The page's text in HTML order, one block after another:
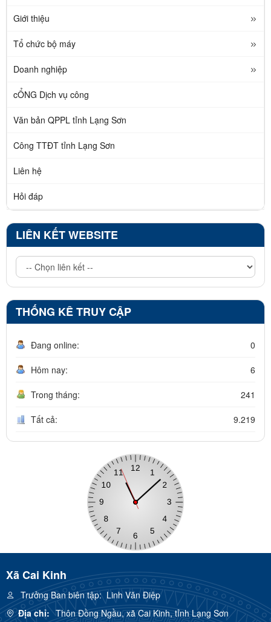
Giới thiệu
Tổ chức bộ máy
Doanh nghiệp
cỔNG Dịch vụ công
Văn bản QPPL tỉnh Lạng Sơn
Công TTĐT tỉnh Lạng Sơn
Liên hệ
Hỏi đáp
LIÊN KẾT WEBSITE
THỐNG KÊ TRUY CẬP
Đang online: 0
Hôm nay: 6
Trong tháng: 241
Tất cả: 9.219
Xã Cai Kinh
Trưởng Ban biên tập:Linh Văn Điệp
Địa chỉ: Thôn Đồng Ngầu, xã Cai Kinh, tỉnh Lạng Sơn